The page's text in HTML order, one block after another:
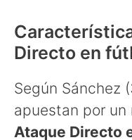
Directo en
Según Sánchez
apuestan por
Ataque Directo